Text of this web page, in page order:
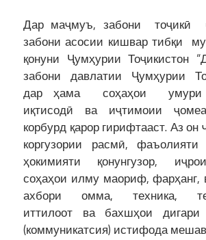
Дар маҷмуъ, забони тоҷикӣ
забони асосии кишвар тибқи
қонуни Ҷумҳурии Тоҷикистон
забони давлатии Ҷумҳурии
дар ҳама соҳаҳои умури
иқтисодӣ ва иҷтимоии
корбурд қарор гирифтааст. Аз он
коргузории расмӣ, фаъолияти
ҳокимияти қонунгузор,
соҳаҳои илму маориф, фарҳанг,
ахбори омма, техника,
иттилоот ва бахшҳои дигари
(коммуникатсия) истифода